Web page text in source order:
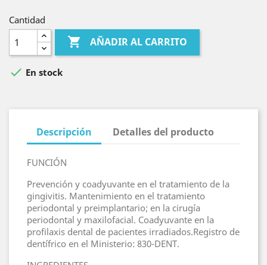
Cantidad
 AÑADIR AL CARRITO
 En stock
Descripción Detalles del producto
FUNCIÓN
Prevención y coadyuvante en el tratamiento de la
gingivitis. Mantenimiento en el tratamiento
periodontal y preimplantario; en la cirugía
periodontal y maxilofacial. Coadyuvante en la
profilaxis dental de pacientes irradiados.Registro de
dentífrico en el Ministerio: 830-DENT.